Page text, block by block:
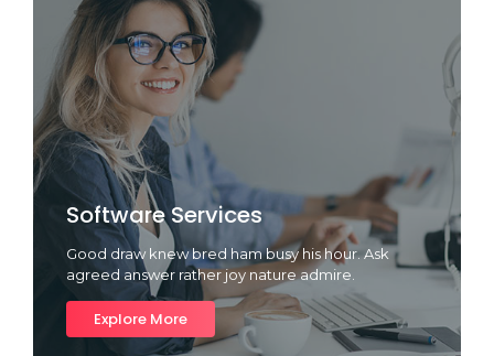
Software Services
Good draw knew bred ham busy his hour. Ask
agreed answer rather joy nature admire.
Explore More